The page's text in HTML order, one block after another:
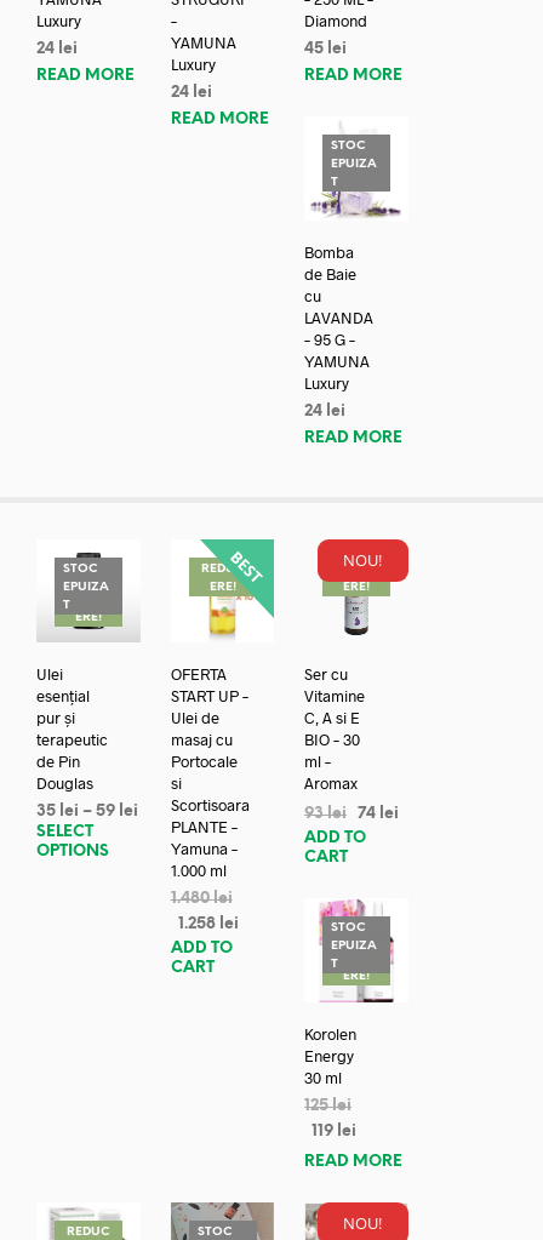
Luxury
24 lei
READ MORE
–
YAMUNA
Luxury
24 lei
READ MORE
Diamond
45 lei
READ MORE
STOC
EPUIZA
T
Bomba
de Baie
cu
LAVANDA
– 95 G –
YAMUNA
Luxury
24 lei
READ MORE
STOC
EPUIZA
TREDUC
ERE!
Ulei
esențial
pur și
terapeutic
de Pin
Douglas
35 lei – 59 lei
SELECT
OPTIONS
REDUC
ERE!
OFERTA
START UP –
Ulei de
masaj cu
Portocale
si
Scortisoara
PLANTE –
Yamuna –
1.000 ml
1.480lei
1.258 lei
ADD TO
CART
NOU!
REDUC
ERE!
Ser cu
Vitamine
C, A si E
BIO – 30
ml –
Aromax
93lei 74 lei
ADD TO
CART
STOC
EPUIZA
TREDUC
ERE!
Korolen
Energy
30 ml
125lei
119 lei
READ MORE
REDUC
STOC
NOU!
REDUC